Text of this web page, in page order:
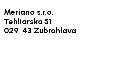
Meriano s.r.o.
Tehliarska 51
029 43 Zubrohlava